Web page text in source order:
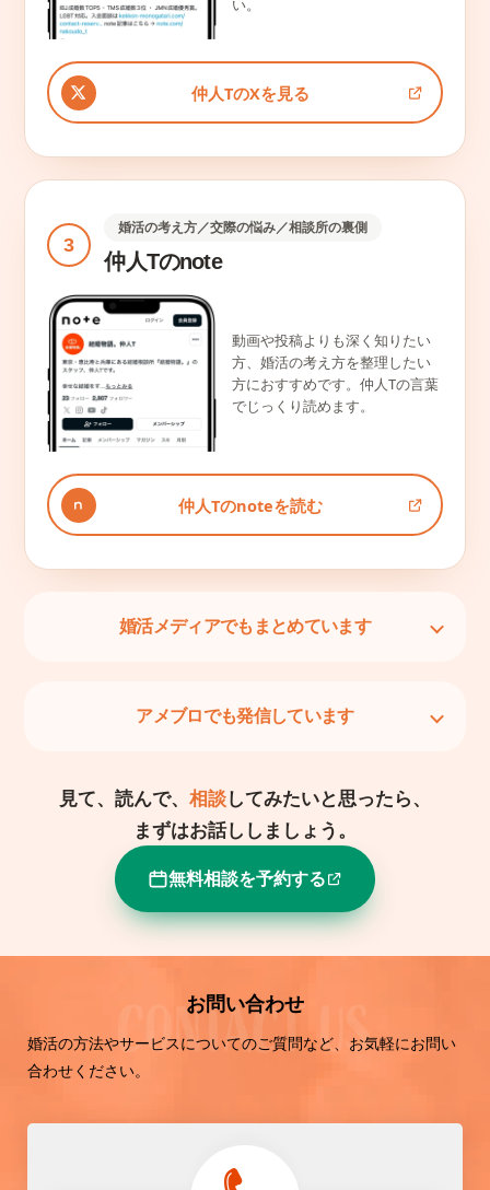
い。
仲人TのXを見る
3
婚活の考え方／交際の悩み／相談所の裏側
仲人Tのnote
動画や投稿よりも深く知りたい
方、婚活の考え方を整理したい
方におすすめです。仲人Tの言葉
でじっくり読めます。
仲人Tのnoteを読む
婚活メディアでもまとめています
アメブロでも発信しています
見て、読んで、 相談してみたいと思ったら、
まずはお話ししましょう。
無料相談を予約する
お問い合わせ
婚活の方法やサービスについてのご質問など、お気軽にお問い
合わせください。